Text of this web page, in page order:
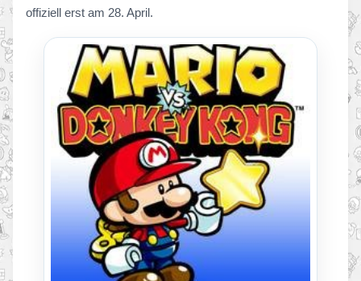
offiziell erst am 28. April.